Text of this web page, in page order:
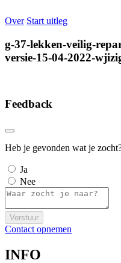
Over Start uitleg
g-37-lekken-veilig-
versie-15-04-2022-
Feedback
Heb je gevonden wat je
Ja
Nee
Verstuur
Contact opnemen
INFO